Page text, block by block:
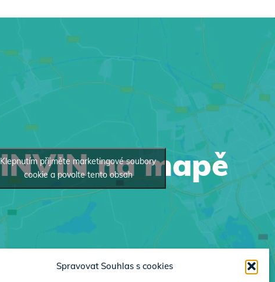
Spravovat Souhlas s cookies
INVIN na mapě
Klepnutím přijměte marketingové soubory
cookie a povolte tento obsah